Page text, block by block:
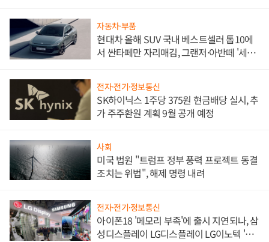
자동차·부품
현대차 올해 SUV 국내 베스트셀러 톱10에
서 싼타페만 자리매김, 그랜저·아반떼 '세단
전자·전기·정보통신
SK하이닉스 1주당 375원 현금배당 실시, 추
가 주주환원 계획 9월 공개 예정
사회
미국 법원 "트럼프 정부 풍력 프로젝트 동결
조치는 위법", 해제 명령 내려
전자·전기·정보통신
아이폰18 '메모리 부족'에 출시 지연되나, 삼
성디스플레이 LG디스플레이 LG이노텍 '탈